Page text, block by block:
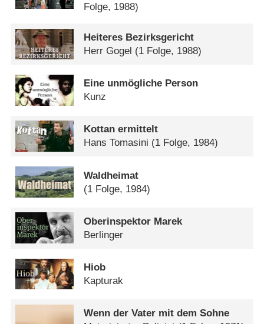
Folge, 1988)
Heiteres Bezirksgericht
Herr Gogel (1 Folge, 1988)
Eine unmögliche Person
Kunz
Kottan ermittelt
Hans Tomasini (1 Folge, 1984)
Waldheimat
(1 Folge, 1984)
Oberinspektor Marek
Berlinger
Hiob
Kapturak
Wenn der Vater mit dem Sohne